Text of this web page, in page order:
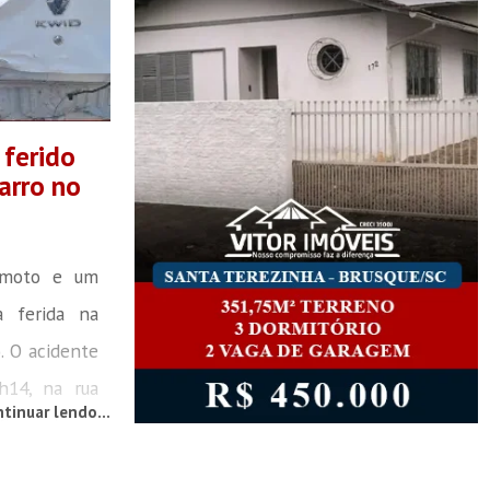
no
e um
ferida na
O acidente
na rua
Guarani.
lendo...